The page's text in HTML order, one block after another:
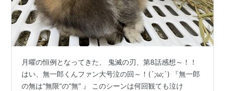
月曜の恒例となってきた、 鬼滅の刃、第8話感想～！！
はい、無一郎くんファン大号泣の回～！(´;ω;`) 『無一郎
の無は“無限”の“無” 』 このシーンは何回観ても泣け